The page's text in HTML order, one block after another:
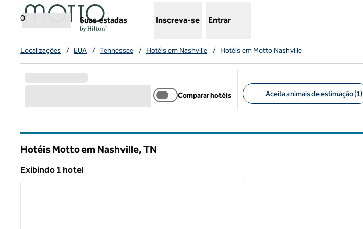
Pular para o conteúdo
0
Suas estadas
,abre uma nova guia
Inscreva-se Entrar
Localizações / EUA / Tennessee / Hotéis em Nashville / Hotéis em Motto Nashville
Comparar hotéis Aceita animais de estimação (1)
Hotéis Motto em Nashville,TN
Exibindo 1 hotel
Exibindo 1 hotel
1 de 12
próxima imagem